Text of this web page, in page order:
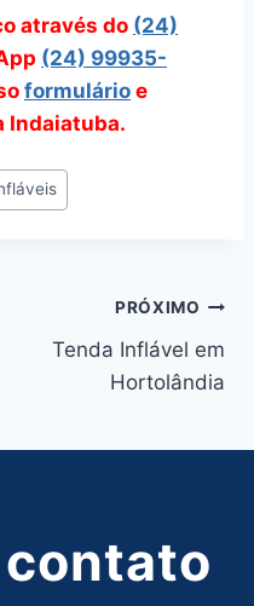
através do (24)
(24) 99935-
formulário e
Indaiatuba.
PRÓXIMO
Tenda Inflável em
Hortolândia